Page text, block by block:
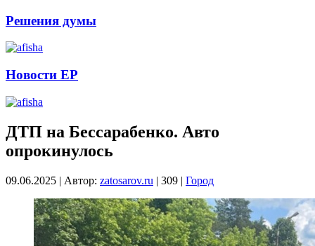
Решения думы
Новости ЕР
ДТП на Бессарабенко. Авто
опрокинулось
09.06.2025 | Автор: zatosarov.ru | 309 | Город